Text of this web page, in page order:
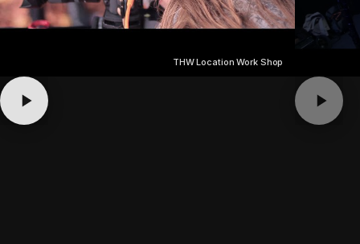
THW Location Work Shop